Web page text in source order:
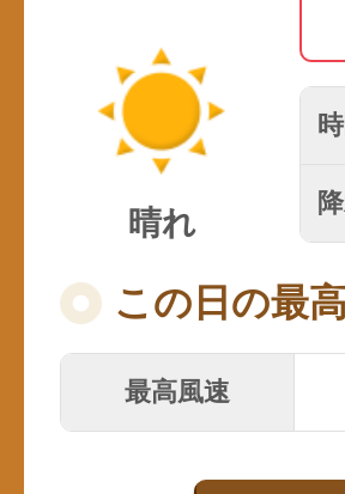
晴れ
この日の最
最高風速